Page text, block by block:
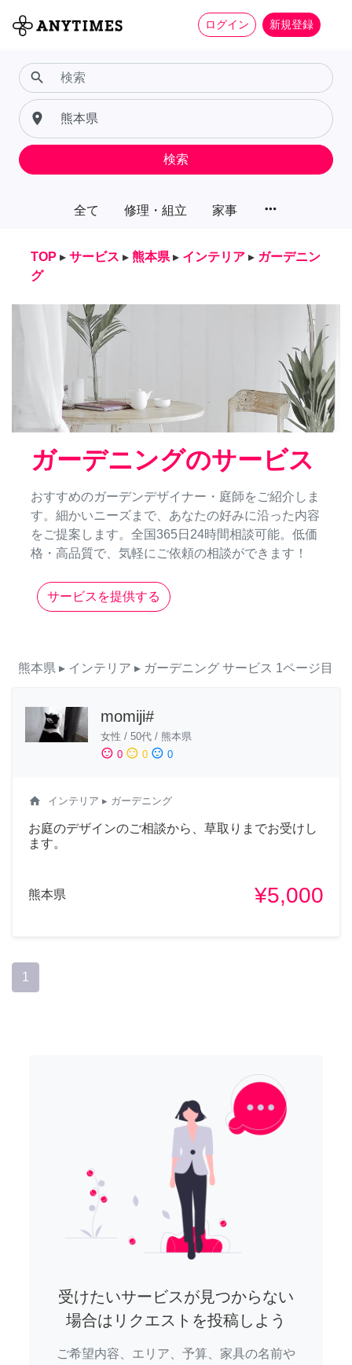
ログイン 新規登録
全て 修理・組立 家事 more_horiz
search
place
検索
TOP ▸ サービス ▸ 熊本県 ▸ インテリア ▸ ガーデニン
グ
ガーデニングのサービス
おすすめのガーデンデザイナー・庭師をご紹介しま
す。細かいニーズまで、あなたの好みに沿った内容
をご提案します。全国365日24時間相談可能。低価
格・高品質で、気軽にご依頼の相談ができます！
サービスを提供する
熊本県 ▸ インテリア ▸ ガーデニング サービス 1ページ目
momiji#
女性 / 50代 / 熊本県
sentiment_satisfied 0 sentiment_neutral 0 sentiment_dissatisfied 0
home インテリア ▸ ガーデニング
お庭のデザインのご相談から、草取りまでお受けし
ます。
熊本県 ¥5,000
1
受けたいサービスが見つからない
場合はリクエストを投稿しよう
ご希望内容、エリア、予算、家具の名前や